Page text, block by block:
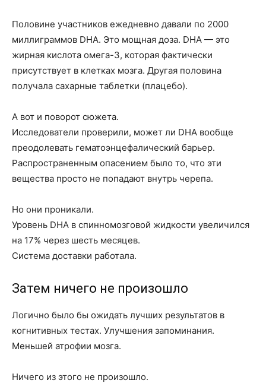
Половине участников ежедневно давали по 2000
миллиграммов DHA. Это мощная доза. DHA — это
жирная кислота омега-3, которая фактически
присутствует в клетках мозга. Другая половина
получала сахарные таблетки (плацебо).
А вот и поворот сюжета.
Исследователи проверили, может ли DHA вообще
преодолевать гематоэнцефалический барьер.
Распространенным опасением было то, что эти
вещества просто не попадают внутрь черепа.
Но они проникали.
Уровень DHA в спинномозговой жидкости увеличился
на 17% через шесть месяцев.
Система доставки работала.
Затем ничего не произошло
Логично было бы ожидать лучших результатов в
когнитивных тестах. Улучшения запоминания.
Меньшей атрофии мозга.
Ничего из этого не произошло.